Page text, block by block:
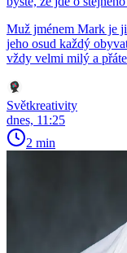
Muž jménem Mark je
jeho osud každý
vždy velmi milý a
Světkreativity
dnes, 11:25
2 min